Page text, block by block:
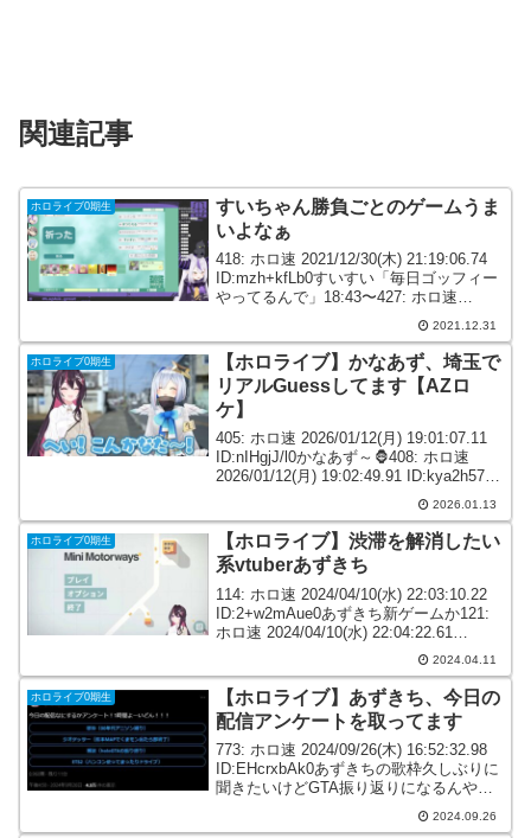
関連記事
ホロライブ0期生
すいちゃん勝負ごとのゲームうま
いよなぁ
418: ホロ速 2021/12/30(木) 21:19:06.74
ID:mzh+kfLb0すいすい「毎日ゴッフィー
やってるんで」18:43〜427: ホロ速
2021.12.31
ホロライブ0期生
【ホロライブ】かなあず、埼玉で
リアルGuessしてます【AZロ
ケ】
405: ホロ速 2026/01/12(月) 19:01:07.11
ID:nIHgjJ/l0かなあず～🦍408: ホロ速
2026/01/12(月) 19:02:49.91 ID:kya2h57J0
こんかなた～😭410: ホロ速 2026...2026.01.13
ホロライブ0期生
【ホロライブ】渋滞を解消したい
系vtuberあずきち
114: ホロ速 2024/04/10(水) 22:03:10.22
ID:2+w2mAue0あずきち新ゲームか121:
ホロ速 2024/04/10(水) 22:04:22.61
ID:RFSG+hKX0渋滞を解消したい系2024.04.11
ホロライブ0期生
【ホロライブ】あずきち、今日の
配信アンケートを取ってます
773: ホロ速 2024/09/26(木) 16:52:32.98
ID:EHcrxbAk0あずきちの歌枠久しぶりに
聞きたいけどGTA振り返りになるんやろ
な 今日の配信なにするかアンケート！1
時間よーいどん！！！— AZKi (@AZKi...
2024.09.26